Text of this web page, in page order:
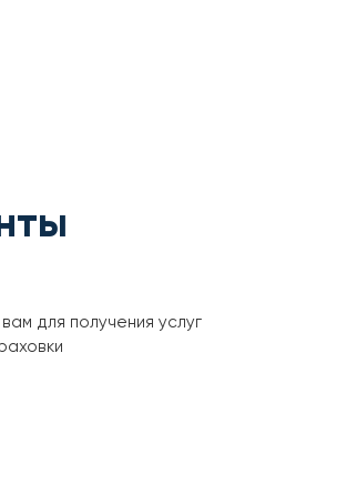
для получения услуг